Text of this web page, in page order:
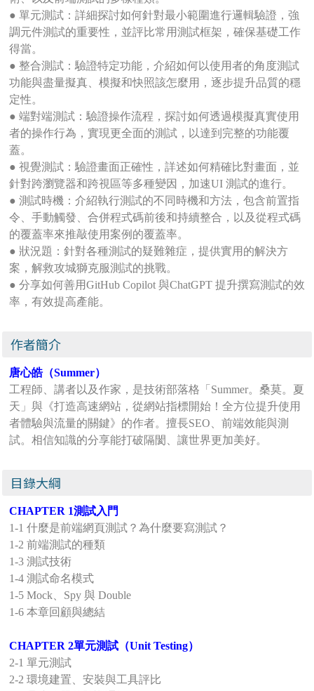
● 單元測試：詳細探討如何針對最小範圍進行邏輯驗證，強
調元件測試的重要性，並評比常用測試框架，確保基礎工作
得當。
● 整合測試：驗證特定功能，介紹如何以使用者的角度測試
功能與盡量擬真、模擬和快照該怎麼用，逐步提升品質的穩
定性。
● 端對端測試：驗證操作流程，探討如何透過模擬真實使用
者的操作行為，實現更全面的測試，以達到完整的功能覆
蓋。
● 視覺測試：驗證畫面正確性，詳述如何精確比對畫面，並
針對跨瀏覽器和跨視區等多種變因，加速UI 測試的進行。
● 測試時機：介紹執行測試的不同時機和方法，包含前置指
令、手動觸發、合併程式碼前後和持續整合，以及從程式碼
的覆蓋率來推敲使用案例的覆蓋率。
● 狀況題：針對各種測試的疑難雜症，提供實用的解決方
案，解救攻城獅克服測試的挑戰。
● 分享如何善用GitHub Copilot 與ChatGPT 提升撰寫測試的效
率，有效提高產能。
作者簡介
唐心皓（Summer）
工程師、講者以及作家，是技術部落格「Summer。桑莫。夏
天」與《打造高速網站，從網站指標開始！全方位提升使用
者體驗與流量的關鍵》的作者。擅長SEO、前端效能與測
試。相信知識的分享能打破隔閡、讓世界更加美好。
目錄大綱
CHAPTER 1測試入門
1-1 什麼是前端網頁測試？為什麼要寫測試？
1-2 前端測試的種類
1-3 測試技術
1-4 測試命名模式
1-5 Mock、Spy 與 Double
1-6 本章回顧與總結
CHAPTER 2單元測試（Unit Testing）
2-1 單元測試
2-2 環境建置、安裝與工具評比